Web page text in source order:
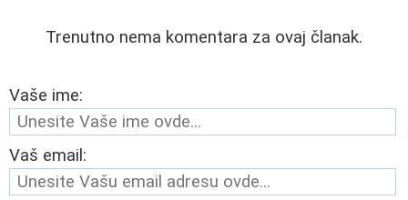
Trenutno nema komentara za ovaj članak.
Vaše ime:
Vaš email: